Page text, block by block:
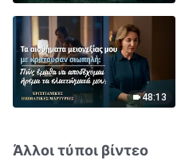
48:13
Άλλοι τύποι βίντεο